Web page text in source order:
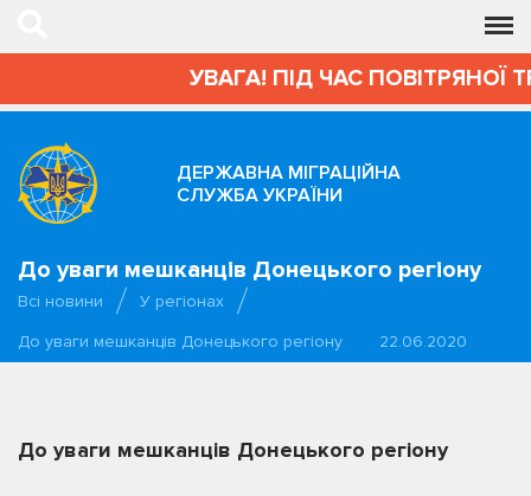
УВАГА! ПІД ЧАС ПОВІТРЯНОЇ
ДЕРЖАВНА МІГРАЦІЙНА
СЛУЖБА УКРАЇНИ
До уваги мешканців Донецького регіону
Всі новини
У регіонах
До уваги мешканців Донецького регіону
22.06.2020
До уваги мешканців Донецького регіону